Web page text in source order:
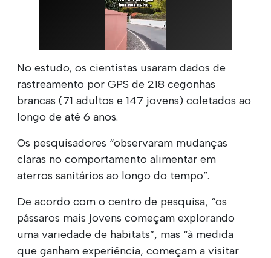
No estudo, os cientistas usaram dados de
rastreamento por GPS de 218 cegonhas
brancas (71 adultos e 147 jovens) coletados ao
longo de até 6 anos.
Os pesquisadores “observaram mudanças
claras no comportamento alimentar em
aterros sanitários ao longo do tempo”.
De acordo com o centro de pesquisa, “os
pássaros mais jovens começam explorando
uma variedade de habitats”, mas “à medida
que ganham experiência, começam a visitar